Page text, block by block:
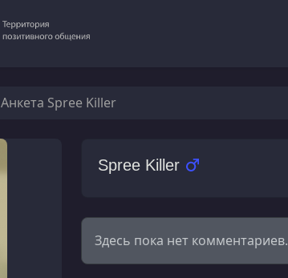
Анкета Spree Killer
Spree Killer
Здесь пока нет комментариев.